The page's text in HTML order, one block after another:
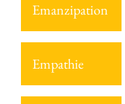
Emanzipation
Empathie